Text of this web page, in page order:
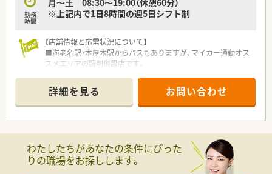
です。
■充実した社内教育を通じて基礎からしっかりと学ぶことがで
きるため、着実にステップアップを図ることが可能な教育環境で
す。
ルを磨き、将来的には薬局長などの管理職を目指すことも可能で
す。
■入社後は店舗着任前に薬局を模した調剤研修センターにて、調
勤務
時間
月～土 08:30～19:00（休憩60分）
※上記内で1日8時間の週5日シフト制
【店舗情報と応需状況について】
■海老名駅・本厚木駅からバスもありますが、マイカー通勤オス
スメエリアの調剤併設店です。
を1日に約20枚から30枚応需、周囲に複数のクリニック・病院が
ある環境です。
■現在店舗には薬剤師が常勤2名とパート1名、その他に調剤事
務も在籍しており、互いに連携して業務に取り組んでいます。
■処方箋に基づく調剤業務や監査、服薬指導といった基本的な薬
剤師業務全般に携わっていただくことがメインの業務となりま
詳細を見る お問い合わせ
わたしたちがあなたの条件にぴった
りの職場をお探しします。